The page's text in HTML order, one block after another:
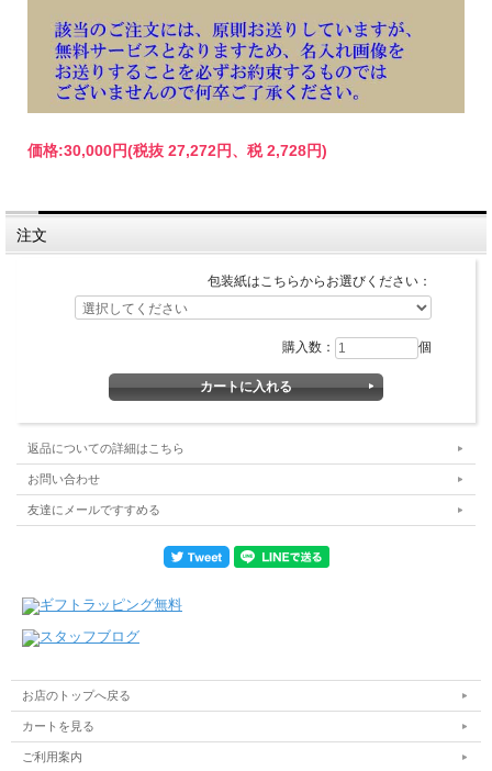
価格:30,000円(税抜 27,272円、税 2,728円)
注文
包装紙はこちらからお選びください：
購入数： 個
返品についての詳細はこちら
お問い合わせ
友達にメールですすめる
お店のトップへ戻る
カートを見る
ご利用案内